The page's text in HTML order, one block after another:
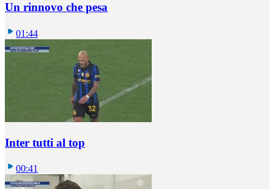
Un rinnovo che pesa
01:44
Inter tutti al top
00:41